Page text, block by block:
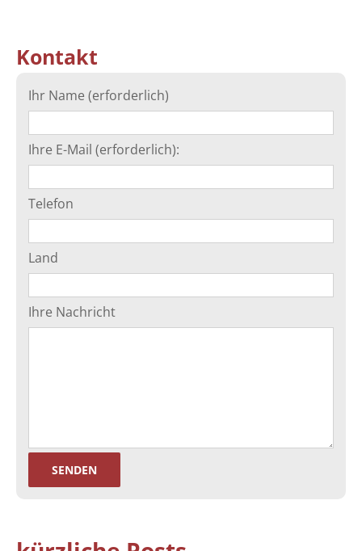
Kontakt
Ihr Name (erforderlich)
Ihre E-Mail (erforderlich):
Telefon
Land
Ihre Nachricht